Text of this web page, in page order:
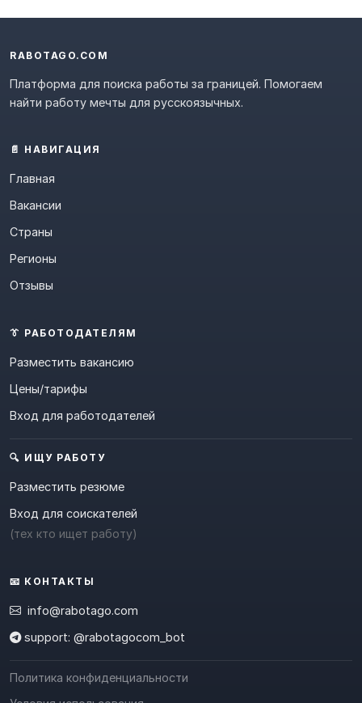
RABOTAGO.COM
Платформа для поиска работы за границей. Помогаем
найти работу мечты для русскоязычных.
📄 НАВИГАЦИЯ
Главная
Вакансии
Страны
Регионы
Отзывы
👔 РАБОТОДАТЕЛЯМ
Разместить вакансию
Цены/тарифы
Вход для работодателей
🔍 ИЩУ РАБОТУ
Разместить резюме
Вход для соискателей
(тех кто ищет работу)
📧 КОНТАКТЫ
info@rabotago.com
support: @rabotagocom_bot
Политика конфиденциальности